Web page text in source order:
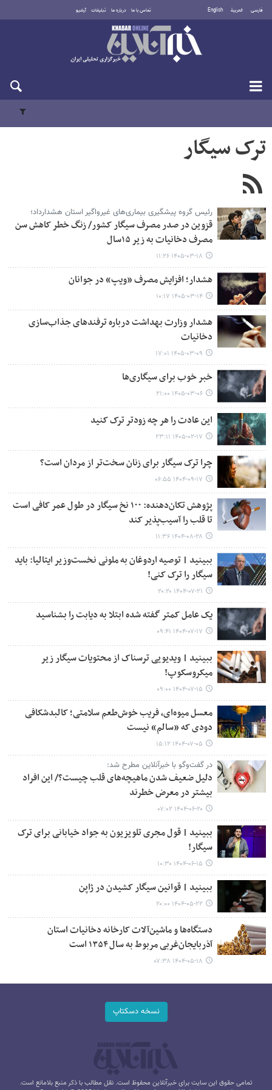
فارسی العربية English تماس با ما درباره ما تبلیغات آرشیو
جمعه ۱۶ مرداد ۱۴۰۵
ترک سیگار
رئیس گروه پیشگیری بیماری‌های غیرواگیر استان هشدارداد؛
قزوین در صدر مصرف سیگار کشور/ زنگ خطر کاهش سن
مصرف دخانیات به زیر ۱۵سال
۱۴۰۵-۰۳-۱۸ ۱۱:۲۶
هشدار؛ افزایش مصرف «ویپ» در جوانان
۱۴۰۵-۰۳-۱۴ ۱۰:۱۷
هشدار وزارت بهداشت درباره ترفندهای جذاب‌سازی
دخانیات
۱۴۰۵-۰۳-۰۹ ۱۷:۰۱
خبر خوب برای سیگاری‌ها
۱۴۰۵-۰۳-۰۶ ۲۱:۰۰
این عادت را هر چه زودتر ترک کنید
۱۴۰۵-۰۲-۱۷ ۲۳:۱۱
چرا ترک سیگار برای زنان سخت‌تر از مردان است؟
۱۴۰۴-۰۹-۱۷ ۰۶:۵۵
پژوهش تکان‌دهنده: ۱۰۰ نخ سیگار در طول عمر کافی است
تا قلب را آسیب‌پذیر کند
۱۴۰۴-۰۸-۲۸ ۱۱:۳۶
ببینید | توصیه اردوغان به ملونی نخست‌وزیر ایتالیا: باید
سیگار را ترک کنی!
۱۴۰۴-۰۷-۲۱ ۲۰:۲۰
یک عامل کمتر گفته شده ابتلا به دیابت را بشناسید
۱۴۰۴-۰۷-۱۷ ۰۹:۴۱
ببینید | ویدیویی ترسناک از محتویات سیگار زیر
میکروسکوپ!
۱۴۰۴-۰۷-۱۵ ۰۹:۰۰
معسل میوه‌ای، فریب خوش‌طعم سلامتی؛ کالبدشکافی
دودی که «سالم» نیست
۱۴۰۴-۰۷-۰۵ ۱۵:۱۲
در گفت‌وگو با خبرآنلاین مطرح شد:
دلیل ضعیف شدن ماهیچه‌های قلب چیست؟/ این افراد
بیشتر در معرض خطرند
۱۴۰۴-۰۶-۲۰ ۰۷:۰۲
ببینید | قول مجری تلویزیون به جواد خیابانی برای ترک
سیگار!
۱۴۰۴-۰۶-۱۵ ۱۰:۳۰
ببینید | قوانین سیگار کشیدن در ژاپن
۱۴۰۴-۰۵-۲۲ ۲۰:۰۰
دستگاه‌ها و ماشین‌آلات کارخانه دخانیات استان
آذربایجان‌غربی مربوط به سال ۱۳۵۴ است
۱۴۰۴-۰۵-۱۸ ۰۷:۳۸
نسخه دسکتاپ
تمامی حقوق این سایت برای خبرآنلاین محفوظ است. نقل مطالب با ذکر منبع بلامانع است.